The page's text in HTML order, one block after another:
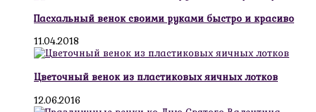
Пасхальный венок своими руками быстро и красиво
11.04.2018
Цветочный венок из пластиковых яичных лотков
12.06.2016